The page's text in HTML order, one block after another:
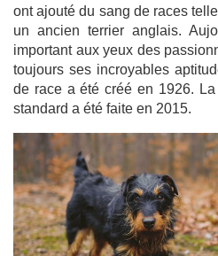
ont ajouté du sang de races
un ancien terrier anglais.
important aux yeux des
toujours ses incroyables
de race a été créé en 1926.
standard a été faite en 2015.